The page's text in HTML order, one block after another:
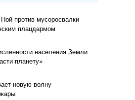
против мусоросвалки
плацдармом
населения Земли
планету»
новую волну